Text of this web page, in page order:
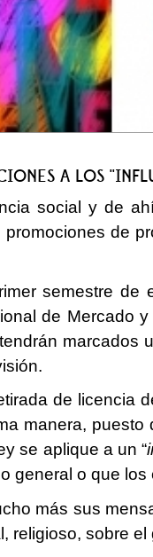
A LOS
social y de
de
semestre
de Mercado
de licencia
manera,
se aplique a un “
o que
más sus
sobre